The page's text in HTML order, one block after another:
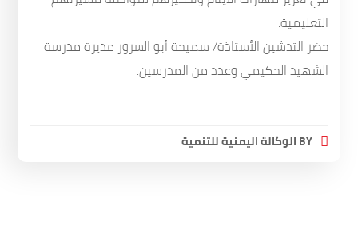
التعليمية.
حضر التدشين الأستاذة/ سميحة أبو السرور مديرة مدرسة
الشهيد الحكيمي وعدد من المدرسين.
BYالوكالة اليمنية للتنمية